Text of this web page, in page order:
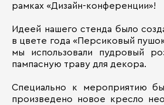
рамках «Дизайн-конференции»!
Идеей нашего стенда было
в цвете года «Персиковый
мы использовали пудровый
пампасную траву для декора.
Специально к мероприятию
произведено новое кресло